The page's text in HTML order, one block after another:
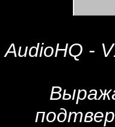
AudioHQ -